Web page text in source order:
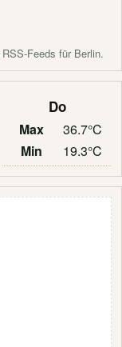
Feeds für Berlin.
Do
Max
36.7°C
Min
19.3°C